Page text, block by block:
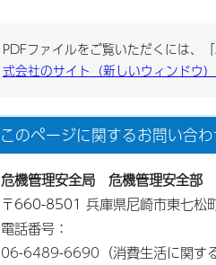
PDFファイルをご覧いただくには、
式会社のサイト（新しいウィンドウ）
このページに関するお問い合
危機管理安全局 危機管理安全部
〒660-8501 兵庫県尼崎市東七松
電話番号：
06-6489-6690 （消費生活に関す